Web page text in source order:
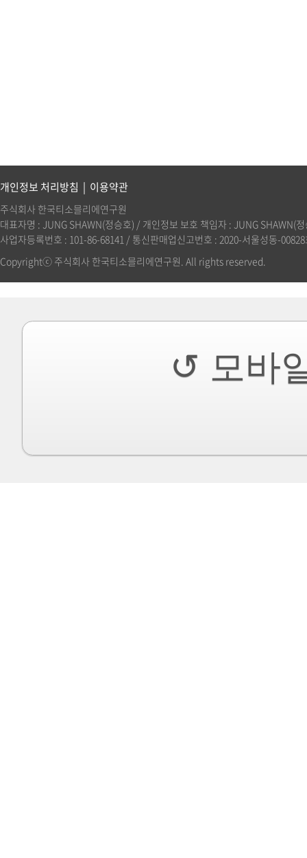
개인정보 처리방침 | 이용약관
주식회사 한국티소믈리에연구원
대표자명 : JUNG SHAWN(정승호) / 개인정보 보호 책임자 : JUNG
사업자등록번호 : 101-86-68141 / 통신판매업신고번호 : 2020-서울성동-
Copyrightⓒ 주식회사 한국티소믈리에연구원. All rights reserved.
↺ 모바